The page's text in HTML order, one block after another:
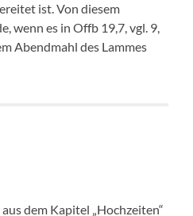
ist. Von diesem
wenn es in Offb 19,7, vgl. 9,
Abendmahl des Lammes
dem Kapitel „Hochzeiten“